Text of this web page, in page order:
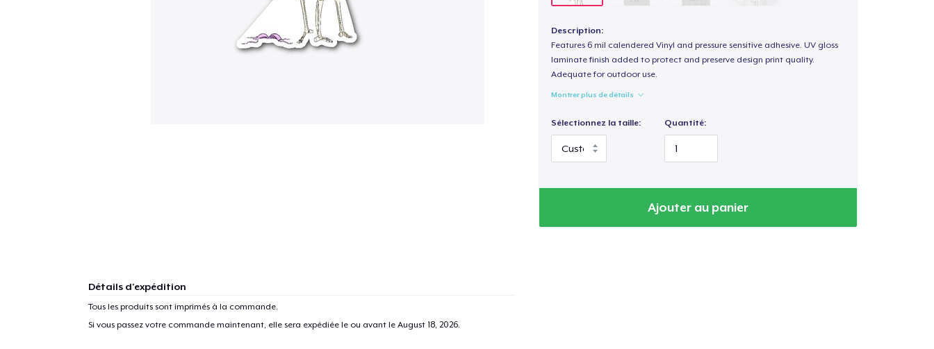
Description:
Features 6 mil calendered Vinyl and pressure sensitive adhesive. UV gloss
laminate finish added to protect and preserve design print quality.
Adequate for outdoor use.
Montrer plus de détails
Sélectionnez la taille: Quantité:
Ajouter au panier
Détails d'expédition
Tous les produits sont imprimés à la commande.
Si vous passez votre commande maintenant, elle sera expédiée le ou avant le August 18, 2026.